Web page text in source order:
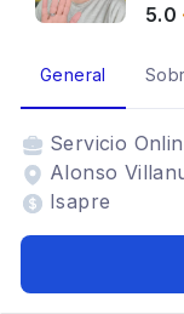
5.0
General
Servicio
Alonso
Isapre